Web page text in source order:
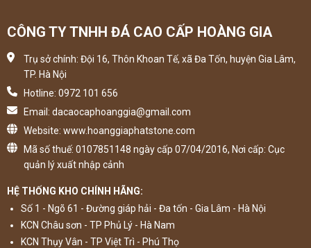
CÔNG TY TNHH ĐÁ CAO CẤP HOÀNG GIA
Trụ sở chính: Đội 16, Thôn Khoan Tế, xã Đa Tốn, huyện Gia Lâm,
TP. Hà Nội
Hotline: 0972 101 656
Email: dacaocaphoanggia@gmail.com
Website: www.hoanggiaphatstone.com
Mã số thuế: 0107851148 ngày cấp 07/04/2016, Nơi cấp: Cục
quản lý xuất nhập cảnh
HỆ THỐNG KHO CHÍNH HÃNG:
Số 1 - Ngõ 61 - Đường giáp hải - Đa tốn - Gia Lâm - Hà Nội
KCN Châu sơn - TP Phủ Lý - Hà Nam
KCN Thụy Vân - TP Việt Trì - Phú Thọ